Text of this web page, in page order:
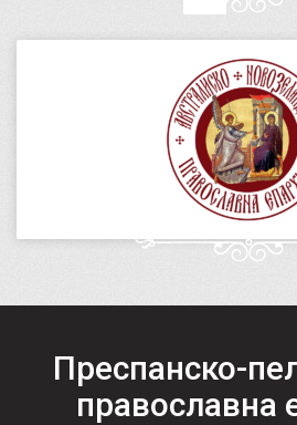
Преспанско-
православна